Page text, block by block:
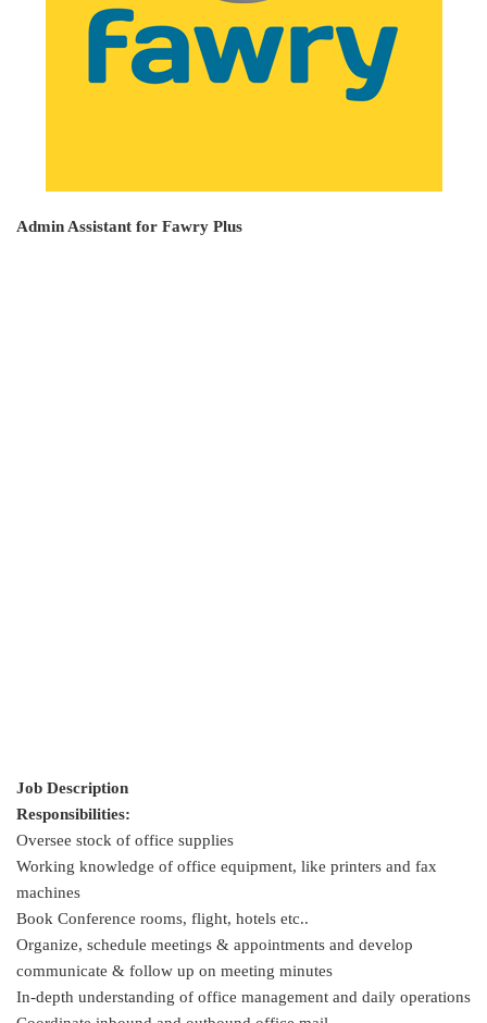
Admin Assistant for Fawry Plus
Job Description
Responsibilities:
Oversee stock of office supplies
Working knowledge of office equipment, like printers and fax
machines
Book Conference rooms, flight, hotels etc..
Organize, schedule meetings & appointments and develop
communicate & follow up on meeting minutes
In-depth understanding of office management and daily operations